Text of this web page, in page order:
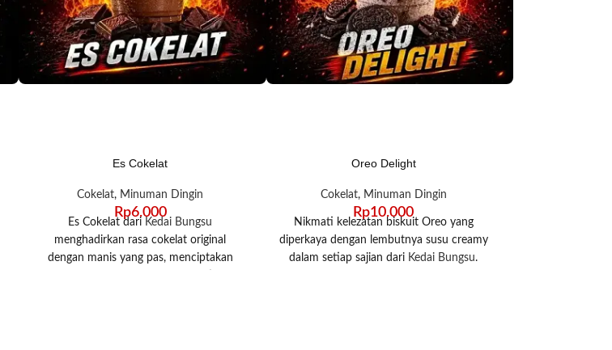
Es Cokelat
Cokelat, Minuman Dingin
Rp6.000
Es Cokelat dari Kedai Bungsu
menghadirkan rasa cokelat original
dengan manis yang pas, menciptakan
Oreo Delight
Cokelat, Minuman Dingin
Rp10.000
Nikmati kelezatan biskuit Oreo yang
diperkaya dengan lembutnya susu creamy
dalam setiap sajian dari Kedai Bungsu.